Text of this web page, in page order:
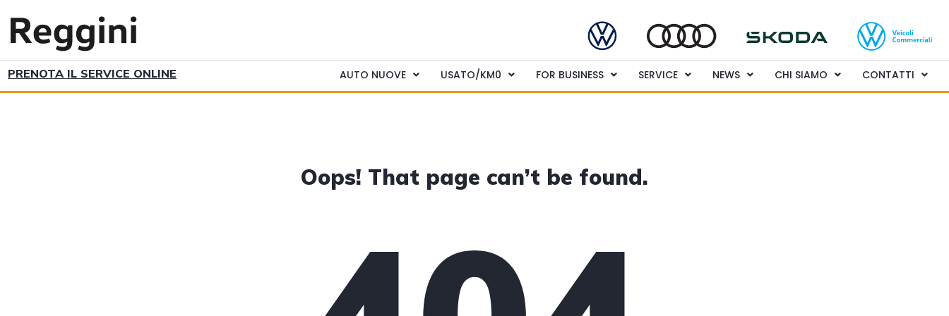
PRENOTA IL SERVICE ONLINE AUTO NUOVE USATO/KM0 FOR BUSINESS SERVICE NEWS CHI SIAMO CONTATTI
Oops! That page can’t be found.